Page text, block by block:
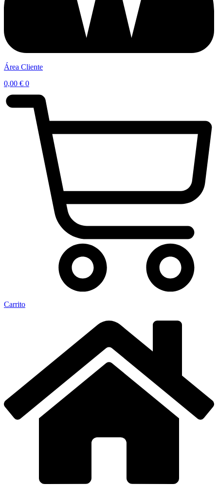
Área Cliente
0,00 € 0
Carrito